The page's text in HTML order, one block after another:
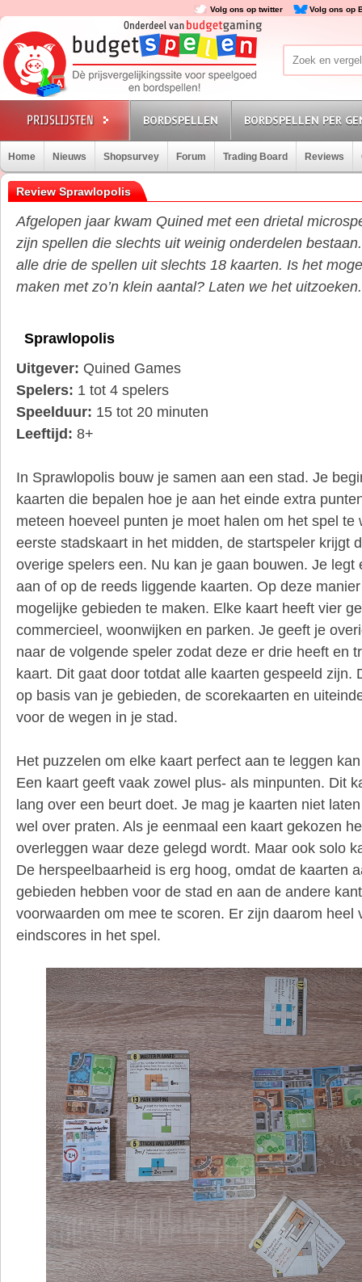
Volg ons op twitter Volg ons op
BORDSPELLEN BORDSPELLEN PER
Home Nieuws Shopsurvey Forum Trading Board Reviews
Review Sprawlopolis
Afgelopen jaar kwam Quined met een drietal
zijn spellen die slechts uit weinig onderdelen
alle drie de spellen uit slechts 18 kaarten. Is het
maken met zo’n klein aantal? Laten we het uitzoeken.
Sprawlopolis
Uitgever: Quined Games
Spelers: 1 tot 4 spelers
Speelduur: 15 tot 20 minuten
Leeftijd: 8+
In Sprawlopolis bouw je samen aan een stad. Je
kaarten die bepalen hoe je aan het einde extra
meteen hoeveel punten je moet halen om het spel te
eerste stadskaart in het midden, de startspeler krijgt
overige spelers een. Nu kan je gaan bouwen. Je legt
aan of op de reeds liggende kaarten. Op deze
mogelijke gebieden te maken. Elke kaart heeft vier
commercieel, woonwijken en parken. Je geeft je
naar de volgende speler zodat deze er drie heeft en
kaart. Dit gaat door totdat alle kaarten gespeeld zijn.
op basis van je gebieden, de scorekaarten en
voor de wegen in je stad.
Het puzzelen om elke kaart perfect aan te leggen
Een kaart geeft vaak zowel plus- als minpunten. Dit
lang over een beurt doet. Je mag je kaarten niet
wel over praten. Als je eenmaal een kaart gekozen
overleggen waar deze gelegd wordt. Maar ook solo
De herspeelbaarheid is erg hoog, omdat de kaarten
gebieden hebben voor de stad en aan de andere
voorwaarden om mee te scoren. Er zijn daarom heel
eindscores in het spel.